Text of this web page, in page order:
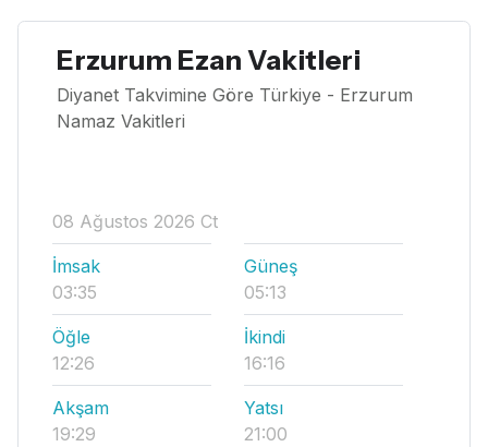
Erzurum Ezan Vakitleri
Diyanet Takvimine Göre Türkiye - Erzurum
Namaz Vakitleri
08 Ağustos 2026 Ct
İmsak
03:35
Güneş
05:13
Öğle
12:26
İkindi
16:16
Akşam
19:29
Yatsı
21:00